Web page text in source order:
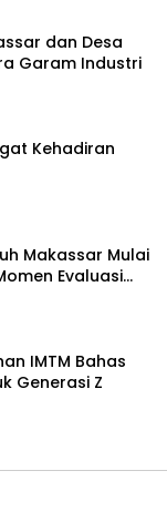
dan Desa
Garam Industri
Kehadiran
Makassar Mulai
Evaluasi
IMTM Bahas
Generasi Z